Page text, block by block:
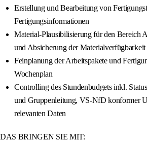
Erstellung und Bearbeitung von
Fertigungsinformationen
Material-Plausibilisierung für den Bereich
und Absicherung der Materialverfügbarkeit
Feinplanung der Arbeitspakete und
Wochenplan
Controlling des Stundenbudgets inkl.
und Gruppenleitung, VS-NfD konformer
relevanten Daten
DAS BRINGEN SIE MIT: